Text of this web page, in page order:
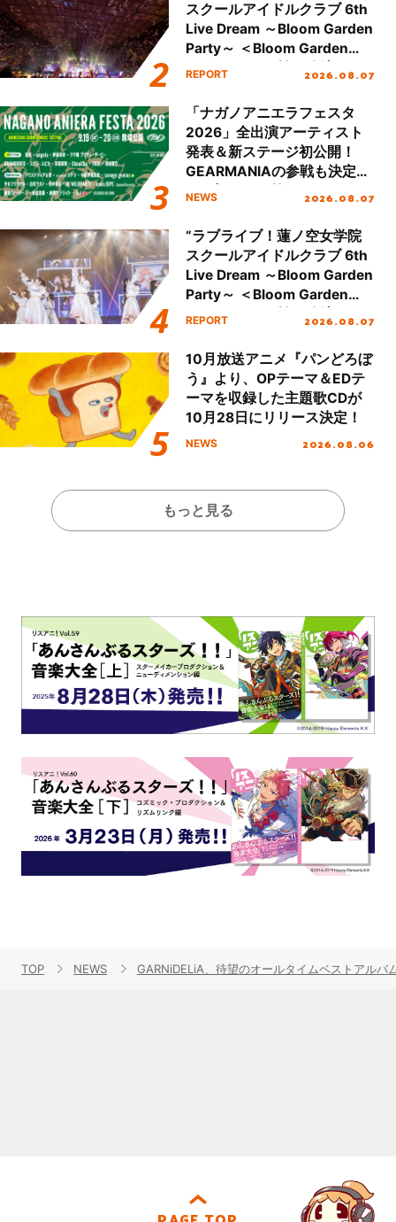
スクールアイドルクラブ 6th
Live Dream ～Bloom Garden
Party～ ＜Bloom Garden
Party Stage／埼玉公演＞”
REPORT 2026.08.07
「ナガノアニエラフェスタ
2026」全出演アーティスト
発表＆新ステージ初公開！
GEARMANIAの参戦も決定
し、初となる第3ステージの
NEWS 2026.08.07
“ラブライブ！蓮ノ空女学院
スクールアイドルクラブ 6th
Live Dream ～Bloom Garden
Party～ ＜Bloom Garden
Party Stage／埼玉公演＞”
REPORT 2026.08.07
10月放送アニメ『パンどろぼ
う』より、OPテーマ＆EDテ
ーマを収録した主題歌CDが
10月28日にリリース決定！
NEWS 2026.08.06
もっと見る
TOP NEWS GARNiDELiA、待望のオールタイムベストアルバ